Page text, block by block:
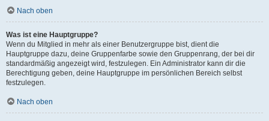
Nach oben
Was ist eine Hauptgruppe?
Wenn du Mitglied in mehr als einer Benutzergruppe bist, dient die
Hauptgruppe dazu, deine Gruppenfarbe sowie den Gruppenrang, der bei dir
standardmäßig angezeigt wird, festzulegen. Ein Administrator kann dir die
Berechtigung geben, deine Hauptgruppe im persönlichen Bereich selbst
festzulegen.
Nach oben